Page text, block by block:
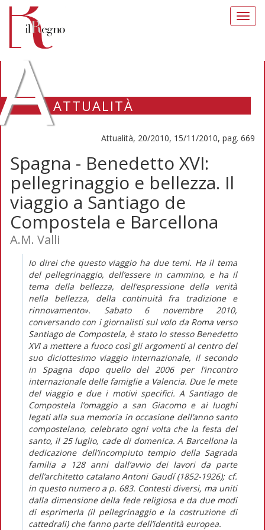
ATTUALITÀ
Attualità, 20/2010, 15/11/2010, pag. 669
Spagna - Benedetto XVI:
pellegrinaggio e bellezza. Il
viaggio a Santiago de
Compostela e Barcellona
A.M. Valli
Io direi che questo viaggio ha due temi. Ha il tema
del pellegrinaggio, dell’essere in cammino, e ha il
tema della bellezza, dell’espressione della verità
nella bellezza, della continuità fra tradizione e
rinnovamento». Sabato 6 novembre 2010,
conversando con i giornalisti sul volo da Roma verso
Santiago de Compostela, è stato lo stesso Benedetto
XVI a mettere a fuoco così gli argomenti al centro del
suo diciottesimo viaggio internazionale, il secondo
in Spagna dopo quello del 2006 per l’incontro
internazionale delle famiglie a Valencia. Due le mete
del viaggio e due i motivi specifici. A Santiago de
Compostela l’omaggio a san Giacomo e ai luoghi
legati alla sua memoria in occasione dell’anno santo
compostelano, celebrato ogni volta che la festa del
santo, il 25 luglio, cade di domenica. A Barcellona la
dedicazione dell’incompiuto tempio della Sagrada
familia a 128 anni dall’avvio dei lavori da parte
dell’architetto catalano Antoni Gaudí (1852-1926); cf.
in questo numero a p. 683. Contesti diversi, ma uniti
dalla dimensione della fede religiosa e da due modi
di esprimerla (il pellegrinaggio e la costruzione di
cattedrali) che fanno parte dell’identità europea.